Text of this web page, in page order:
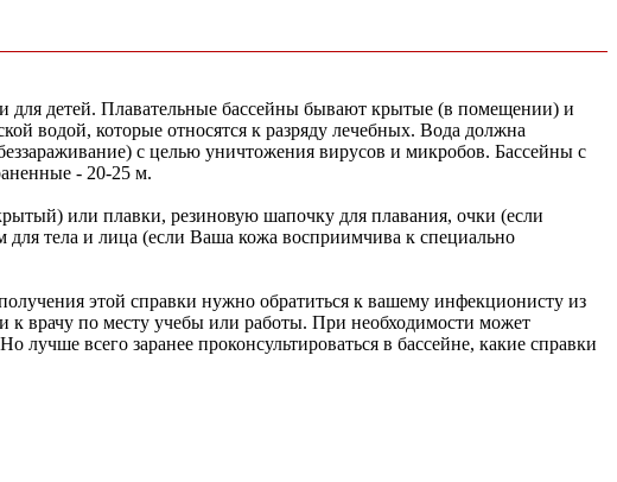
для детей. Плавательные бассейны бывают крытые (в помещении) и
водой, которые относятся к разряду лечебных. Вода должна
с целью уничтожения вирусов и микробов. Бассейны с
- 20-25 м.
или плавки, резиновую шапочку для плавания, очки (если
тела и лица (если Ваша кожа восприимчива к специально
этой справки нужно обратиться к вашему инфекционисту из
к врачу по месту учебы или работы. При необходимости может
всего заранее проконсультироваться в бассейне, какие справки